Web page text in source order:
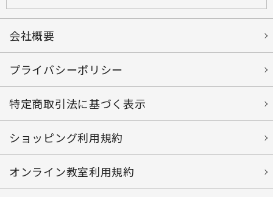
会社概要
プライバシーポリシー
特定商取引法に基づく表示
ショッピング利用規約
オンライン教室利用規約